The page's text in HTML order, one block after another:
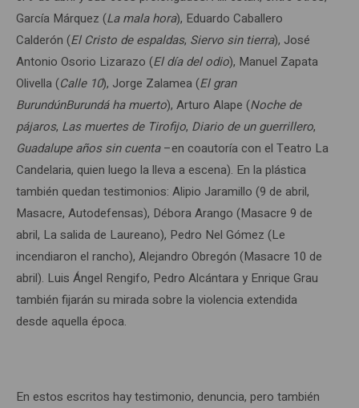
García Márquez (La mala hora), Eduardo Caballero
Calderón (El Cristo de espaldas, Siervo sin tierra), José
Antonio Osorio Lizarazo (El día del odio), Manuel Zapata
Olivella (Calle 10), Jorge Zalamea (El gran
BurundúnBurundá ha muerto), Arturo Alape (Noche de
pájaros, Las muertes de Tirofijo, Diario de un guerrillero,
Guadalupe años sin cuenta–en coautoría con el Teatro La
Candelaria, quien luego la lleva a escena). En la plástica
también quedan testimonios: Alipio Jaramillo (9 de abril,
Masacre, Autodefensas), Débora Arango (Masacre 9 de
abril, La salida de Laureano), Pedro Nel Gómez (Le
incendiaron el rancho), Alejandro Obregón (Masacre 10 de
abril). Luis Ángel Rengifo, Pedro Alcántara y Enrique Grau
también fijarán su mirada sobre la violencia extendida
desde aquella época.
En estos escritos hay testimonio, denuncia, pero también